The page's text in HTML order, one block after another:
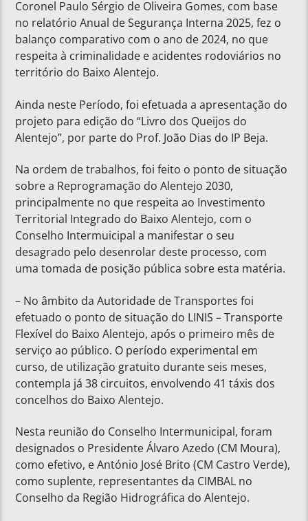
Coronel Paulo Sérgio de Oliveira Gomes, com base
no relatório Anual de Segurança Interna 2025, fez o
balanço comparativo com o ano de 2024, no que
respeita à criminalidade e acidentes rodoviários no
território do Baixo Alentejo.
Ainda neste Período, foi efetuada a apresentação do
projeto para edição do “Livro dos Queijos do
Alentejo”, por parte do Prof. João Dias do IP Beja.
Na ordem de trabalhos, foi feito o ponto de situação
sobre a Reprogramação do Alentejo 2030,
principalmente no que respeita ao Investimento
Territorial Integrado do Baixo Alentejo, com o
Conselho Intermuicipal a manifestar o seu
desagrado pelo desenrolar deste processo, com
uma tomada de posição pública sobre esta matéria.
– No âmbito da Autoridade de Transportes foi
efetuado o ponto de situação do LINIS – Transporte
Flexível do Baixo Alentejo, após o primeiro mês de
serviço ao público. O período experimental em
curso, de utilização gratuito durante seis meses,
contempla já 38 circuitos, envolvendo 41 táxis dos
concelhos do Baixo Alentejo.
Nesta reunião do Conselho Intermunicipal, foram
designados o Presidente Álvaro Azedo (CM Moura),
como efetivo, e António José Brito (CM Castro Verde),
como suplente, representantes da CIMBAL no
Conselho da Região Hidrográfica do Alentejo.